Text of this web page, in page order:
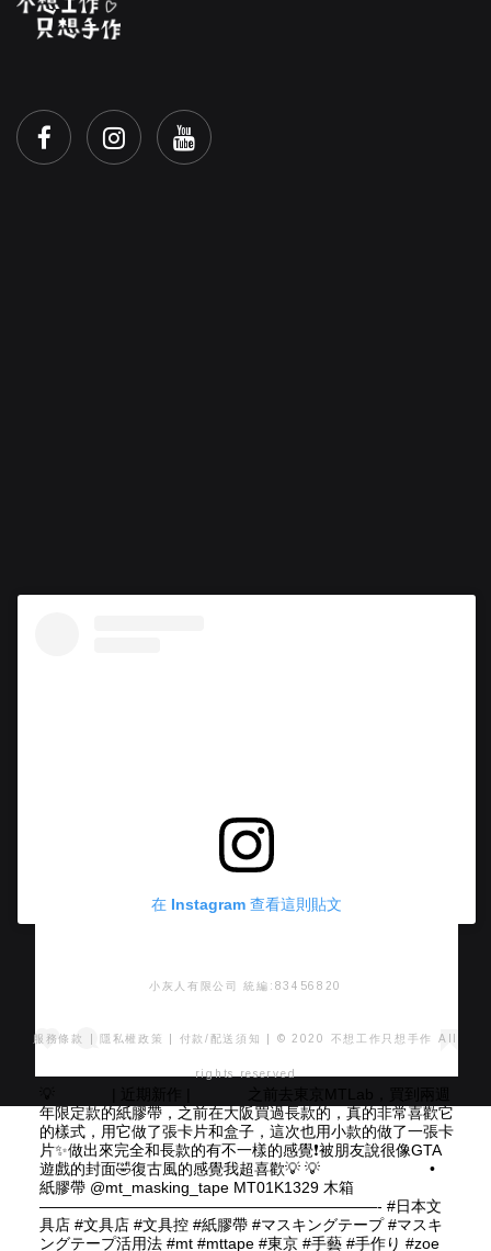
在 Instagram 查看這則貼文
年限定款的紙膠帶，之前在大阪買過長款的，真的非常喜歡它
的樣式，用它做了張卡片和盒子，這次也用小款的做了一張卡
片✨做出來完全和長款的有不一樣的感覺❗️被朋友說很像GTA
遊戲的封面🤣復古風的感覺我超喜歡💡 💡 ⠀⠀ ⠀⠀ ⠀⠀ ⠀⠀ •
紙膠帶 @mt_masking_tape MT01K1329 木箱 ⠀⠀⠀
——————————————————————- #日本文
具店 #文具店 #文具控 #紙膠帶 #マスキングテープ #マスキ
ングテープ活用法 #mt #mttape #東京 #手藝 #手作り #zoe
小灰人有限公司 統編:83456820
服務條款 隱私權政策 付款/配送須知 | © 2020 不想工作只想手作 All
rights reserved